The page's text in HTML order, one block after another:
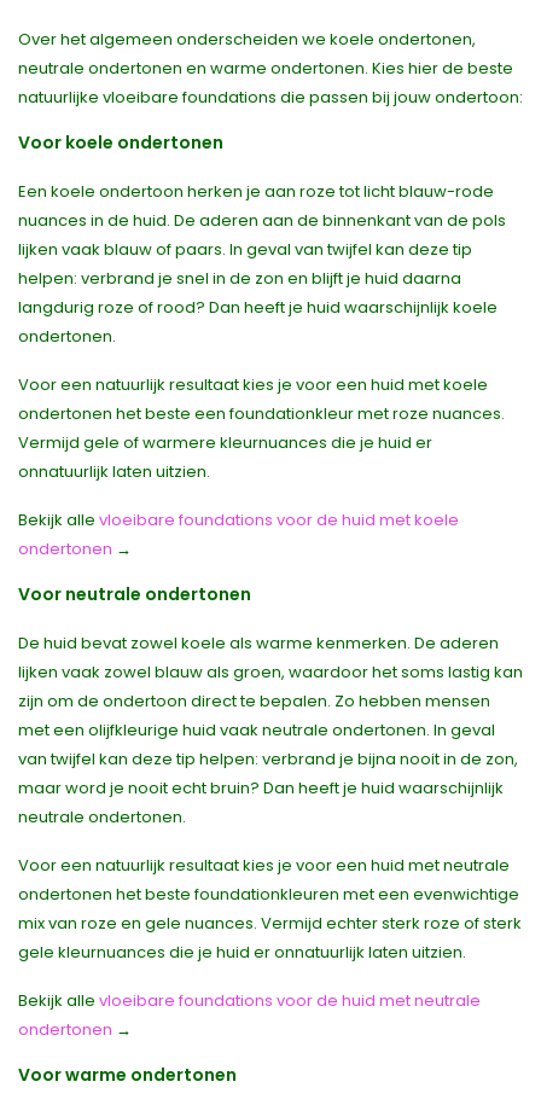
Over het algemeen onderscheiden we koele ondertonen,
neutrale ondertonen en warme ondertonen. Kies hier de beste
natuurlijke vloeibare foundations die passen bij jouw ondertoon:
Voor koele ondertonen
Een koele ondertoon herken je aan roze tot licht blauw-rode
nuances in de huid. De aderen aan de binnenkant van de pols
lijken vaak blauw of paars. In geval van twijfel kan deze tip
helpen: verbrand je snel in de zon en blijft je huid daarna
langdurig roze of rood? Dan heeft je huid waarschijnlijk koele
ondertonen.
Voor een natuurlijk resultaat kies je voor een huid met koele
ondertonen het beste een foundationkleur met roze nuances.
Vermijd gele of warmere kleurnuances die je huid er
onnatuurlijk laten uitzien.
Bekijk alle vloeibare foundations voor de huid met koele
ondertonen →
Voor neutrale ondertonen
De huid bevat zowel koele als warme kenmerken. De aderen
lijken vaak zowel blauw als groen, waardoor het soms lastig kan
zijn om de ondertoon direct te bepalen. Zo hebben mensen
met een olijfkleurige huid vaak neutrale ondertonen. In geval
van twijfel kan deze tip helpen: verbrand je bijna nooit in de zon,
maar word je nooit echt bruin? Dan heeft je huid waarschijnlijk
neutrale ondertonen.
Voor een natuurlijk resultaat kies je voor een huid met neutrale
ondertonen het beste foundationkleuren met een evenwichtige
mix van roze en gele nuances. Vermijd echter sterk roze of sterk
gele kleurnuances die je huid er onnatuurlijk laten uitzien.
Bekijk alle vloeibare foundations voor de huid met neutrale
ondertonen →
Voor warme ondertonen